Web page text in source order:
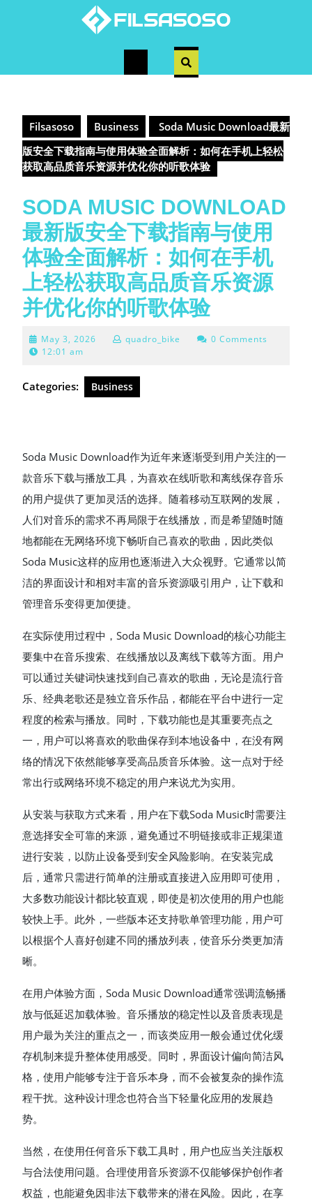
Open
Filsasoso Business
Soda Music Download最新
版安全下载指南与使用体验全面解析：如何在手机上轻松
获取高品质音乐资源并优化你的听歌体验
SODA MUSIC DOWNLOAD
最新版安全下载指南与使用
体验全面解析：如何在手机
上轻松获取高品质音乐资源
并优化你的听歌体验
May 3, 2026 May
quadro_bike
0 Comments
12:01 am
Categories: Business
Soda Music Download作为近年来逐渐受到用户关注的一
款音乐下载与播放工具，为喜欢在线听歌和离线保存音乐
的用户提供了更加灵活的选择。随着移动互联网的发展，
人们对音乐的需求不再局限于在线播放，而是希望随时随
地都能在无网络环境下畅听自己喜欢的歌曲，因此类似
Soda Music这样的应用也逐渐进入大众视野。它通常以简
洁的界面设计和相对丰富的音乐资源吸引用户，让下载和
管理音乐变得更加便捷。
在实际使用过程中，Soda Music Download的核心功能主
要集中在音乐搜索、在线播放以及离线下载等方面。用户
可以通过关键词快速找到自己喜欢的歌曲，无论是流行音
乐、经典老歌还是独立音乐作品，都能在平台中进行一定
程度的检索与播放。同时，下载功能也是其重要亮点之
一，用户可以将喜欢的歌曲保存到本地设备中，在没有网
络的情况下依然能够享受高品质音乐体验。这一点对于经
常出行或网络环境不稳定的用户来说尤为实用。
从安装与获取方式来看，用户在下载Soda Music时需要注
意选择安全可靠的来源，避免通过不明链接或非正规渠道
进行安装，以防止设备受到安全风险影响。在安装完成
后，通常只需进行简单的注册或直接进入应用即可使用，
大多数功能设计都比较直观，即使是初次使用的用户也能
较快上手。此外，一些版本还支持歌单管理功能，用户可
以根据个人喜好创建不同的播放列表，使音乐分类更加清
晰。
在用户体验方面，Soda Music Download通常强调流畅播
放与低延迟加载体验。音乐播放的稳定性以及音质表现是
用户最为关注的重点之一，而该类应用一般会通过优化缓
存机制来提升整体使用感受。同时，界面设计偏向简洁风
格，使用户能够专注于音乐本身，而不会被复杂的操作流
程干扰。这种设计理念也符合当下轻量化应用的发展趋
势。
当然，在使用任何音乐下载工具时，用户也应当关注版权
与合法使用问题。合理使用音乐资源不仅能够保护创作者
权益，也能避免因非法下载带来的潜在风险。因此，在享